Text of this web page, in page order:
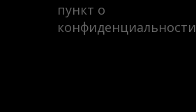
пункт о
конфиденциальности